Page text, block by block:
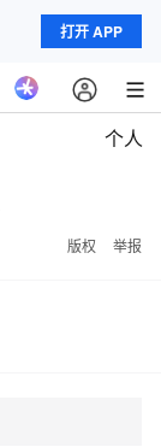
打开 APP
个人
版权 举报